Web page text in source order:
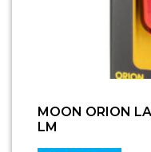
MOON ORION
LM